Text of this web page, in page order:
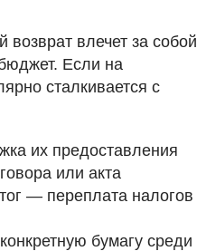
влечет за собой
Если на
сталкивается с
их предоставления
или акта
— переплата налогов
бумагу среди